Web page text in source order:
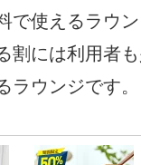
で使えるラウ
割には利用者
ラウンジです。